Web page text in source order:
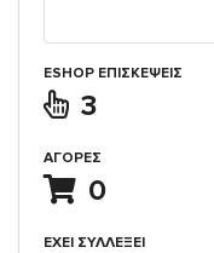
ESHOP ΕΠΙΣΚΈΨΕΙΣ
3
ΑΓΟΡΈΣ
0
ΈΧΕΙ ΣΥΛΛΈΞΕΙ